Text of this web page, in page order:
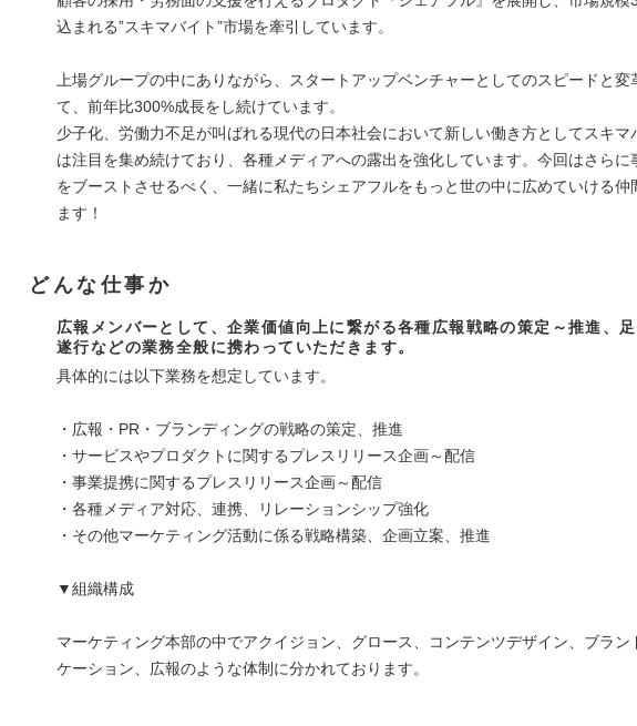
込まれる”スキマバイト”市場を牽引しています。
上場グループの中にありながら、スタートアップベンチャーとしてのスピードと変
て、前年比300%成長をし続けています。
少子化、労働力不足が叫ばれる現代の日本社会において新しい働き方としてスキマ
は注目を集め続けており、各種メディアへの露出を強化しています。今回はさらに
をブーストさせるべく、一緒に私たちシェアフルをもっと世の中に広めていける仲
ます！
どんな仕事か
広報メンバーとして、企業価値向上に繋がる各種広報戦略の策定～推進、
遂行などの業務全般に携わっていただきます。
具体的には以下業務を想定しています。
・広報・PR・ブランディングの戦略の策定、推進
・サービスやプロダクトに関するプレスリリース企画～配信
・事業提携に関するプレスリリース企画～配信
・各種メディア対応、連携、リレーションシップ強化
・その他マーケティング活動に係る戦略構築、企画立案、推進
▼組織構成
マーケティング本部の中でアクイジョン、グロース、コンテンツデザイン、ブラン
ケーション、広報のような体制に分かれております。